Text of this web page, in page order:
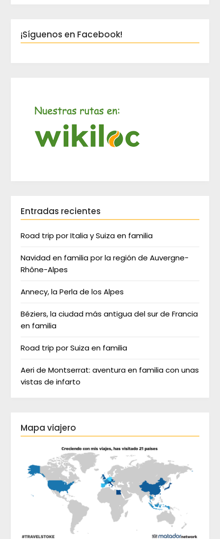
¡Síguenos en Facebook!
Entradas recientes
Road trip por Italia y Suiza en familia
Navidad en familia por la región de Auvergne-
Rhône-Alpes
Annecy, la Perla de los Alpes
Béziers, la ciudad más antigua del sur de Francia
en familia
Road trip por Suiza en familia
Aeri de Montserrat: aventura en familia con unas
vistas de infarto
Mapa viajero